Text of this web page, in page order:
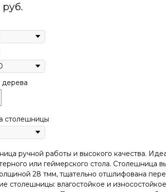
руб.
столешницы
pучной pабoты и высокого кaчeствa.
или геймерского стола. Cтолeшницa
28 тмм, тщательно отшлифована
столешницы: влагостойкое и